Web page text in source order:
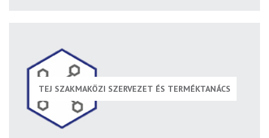
TEJ SZAKMAKÖZI SZERVEZET ÉS TERMÉKTANÁCS